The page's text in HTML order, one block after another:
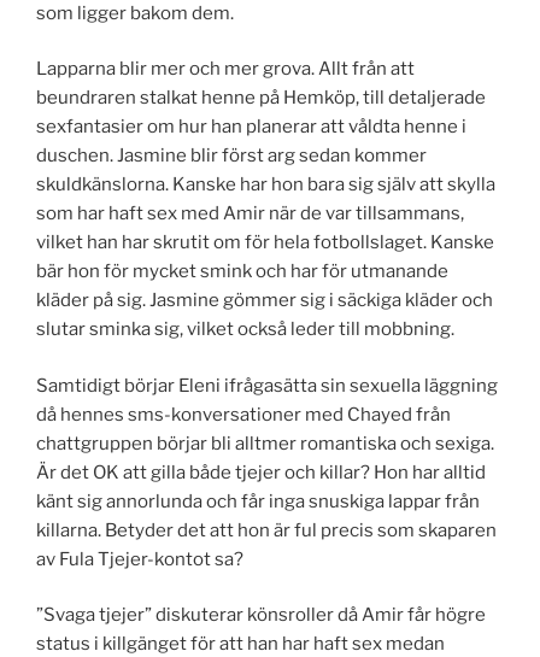
som ligger bakom dem.
Lapparna blir mer och mer grova. Allt från att
beundraren stalkat henne på Hemköp, till detaljerade
sexfantasier om hur han planerar att våldta henne i
duschen. Jasmine blir först arg sedan kommer
skuldkänslorna. Kanske har hon bara sig själv att skylla
som har haft sex med Amir när de var tillsammans,
vilket han har skrutit om för hela fotbollslaget. Kanske
bär hon för mycket smink och har för utmanande
kläder på sig. Jasmine gömmer sig i säckiga kläder och
slutar sminka sig, vilket också leder till mobbning.
Samtidigt börjar Eleni ifrågasätta sin sexuella läggning
då hennes sms-konversationer med Chayed från
chattgruppen börjar bli alltmer romantiska och sexiga.
Är det OK att gilla både tjejer och killar? Hon har alltid
känt sig annorlunda och får inga snuskiga lappar från
killarna. Betyder det att hon är ful precis som skaparen
av Fula Tjejer-kontot sa?
”Svaga tjejer” diskuterar könsroller då Amir får högre
status i killgänget för att han har haft sex medan